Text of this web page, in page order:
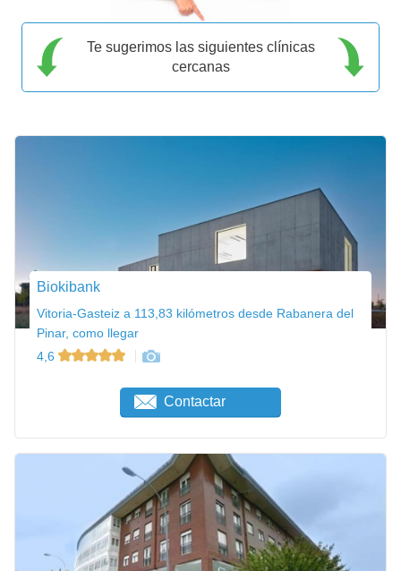
Te sugerimos las siguientes clínicas
cercanas
Biokibank
Vitoria-Gasteiz a 113,83 kilómetros desde Rabanera del
Pinar, como llegar
4,6
Contactar